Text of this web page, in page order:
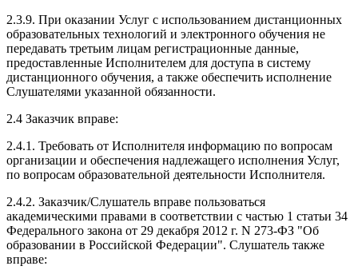
2.3.9. При оказании Услуг с использованием дистанционных
образовательных технологий и электронного обучения не
передавать третьим лицам регистрационные данные,
предоставленные Исполнителем для доступа в систему
дистанционного обучения, а также обеспечить исполнение
Слушателями указанной обязанности.
2.4 Заказчик вправе:
2.4.1. Требовать от Исполнителя информацию по вопросам
организации и обеспечения надлежащего исполнения Услуг,
по вопросам образовательной деятельности Исполнителя.
2.4.2. Заказчик/Слушатель вправе пользоваться
академическими правами в соответствии с частью 1 статьи 34
Федерального закона от 29 декабря 2012 г. N 273-ФЗ "Об
образовании в Российской Федерации". Слушатель также
вправе: